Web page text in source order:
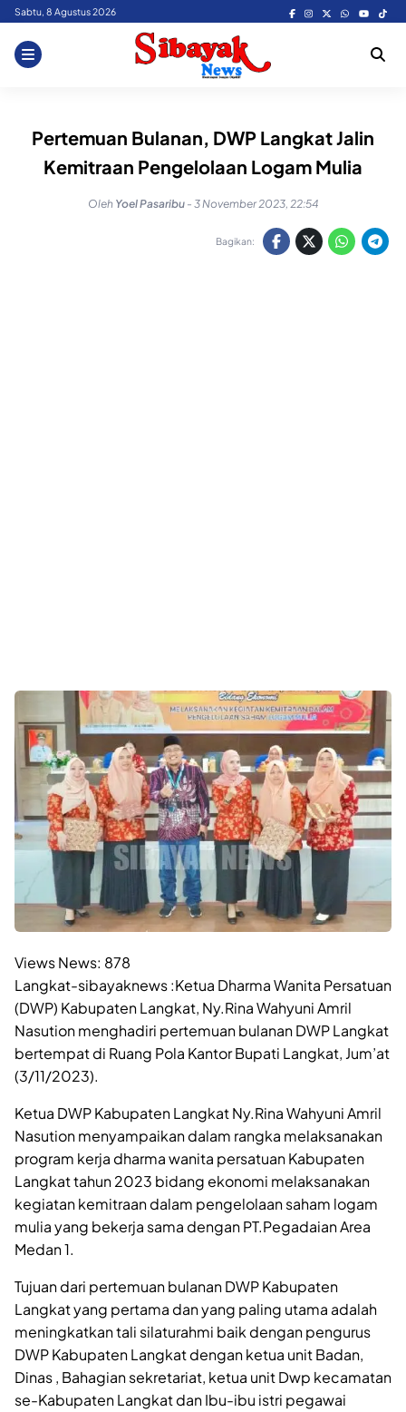
Skip
content
Sabtu, 8 Agustus 2026
Pertemuan Bulanan, DWP Langkat Jalin
Kemitraan Pengelolaan Logam Mulia
Oleh Yoel Pasaribu - 3 November 2023, 22:54
Bagikan:
Views News: 878
Langkat-sibayaknews :Ketua Dharma Wanita Persatuan
(DWP) Kabupaten Langkat, Ny.Rina Wahyuni Amril
Nasution menghadiri pertemuan bulanan DWP Langkat
bertempat di Ruang Pola Kantor Bupati Langkat, Jum’at
(3/11/2023).
Ketua DWP Kabupaten Langkat Ny.Rina Wahyuni Amril
Nasution menyampaikan dalam rangka melaksanakan
program kerja dharma wanita persatuan Kabupaten
Langkat tahun 2023 bidang ekonomi melaksanakan
kegiatan kemitraan dalam pengelolaan saham logam
mulia yang bekerja sama dengan PT.Pegadaian Area
Medan 1.
Tujuan dari pertemuan bulanan DWP Kabupaten
Langkat yang pertama dan yang paling utama adalah
meningkatkan tali silaturahmi baik dengan pengurus
DWP Kabupaten Langkat dengan ketua unit Badan,
Dinas , Bahagian sekretariat, ketua unit Dwp kecamatan
se-Kabupaten Langkat dan Ibu-ibu istri pegawai